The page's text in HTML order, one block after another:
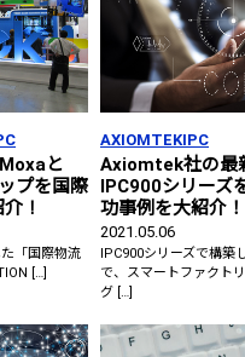
と
プを国際
！
「国際物流
[…]
AXIOMTEKIPC
Axiomtek社の最
IPC900シリーズ
功事例を大紹介！
2021.05.06
IPC900シリーズで構築
で、スマートファクト
グ […]